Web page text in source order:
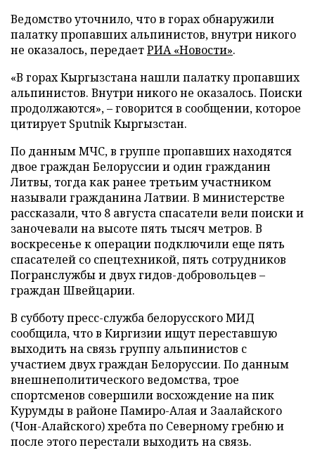
Ведомство уточнило, что в горах обнаружили
палатку пропавших альпинистов, внутри никого
не оказалось, передаетРИА «Новости».
«В горах Кыргызстана нашли палатку пропавших
альпинистов. Внутри никого не оказалось. Поиски
продолжаются», – говорится в сообщении, которое
цитирует Sputnik Кыргызстан.
По данным МЧС, в группе пропавших находятся
двое граждан Белоруссии и один гражданин
Литвы, тогда как ранее третьим участником
называли гражданина Латвии. В министерстве
рассказали, что 8 августа спасатели вели поиски и
заночевали на высоте пять тысяч метров. В
воскресенье к операции подключили еще пять
спасателей со спецтехникой, пять сотрудников
Погранслужбы и двух гидов-добровольцев –
граждан Швейцарии.
В субботу пресс-служба белорусского МИД
сообщила, что в Киргизии ищут переставшую
выходить на связь группу альпинистов с
участием двух граждан Белоруссии. По данным
внешнеполитического ведомства, трое
спортсменов совершили восхождение на пик
Курумды в районе Памиро-Алая и Заалайского
(Чон-Алайского) хребта по Северному гребню и
после этого перестали выходить на связь.